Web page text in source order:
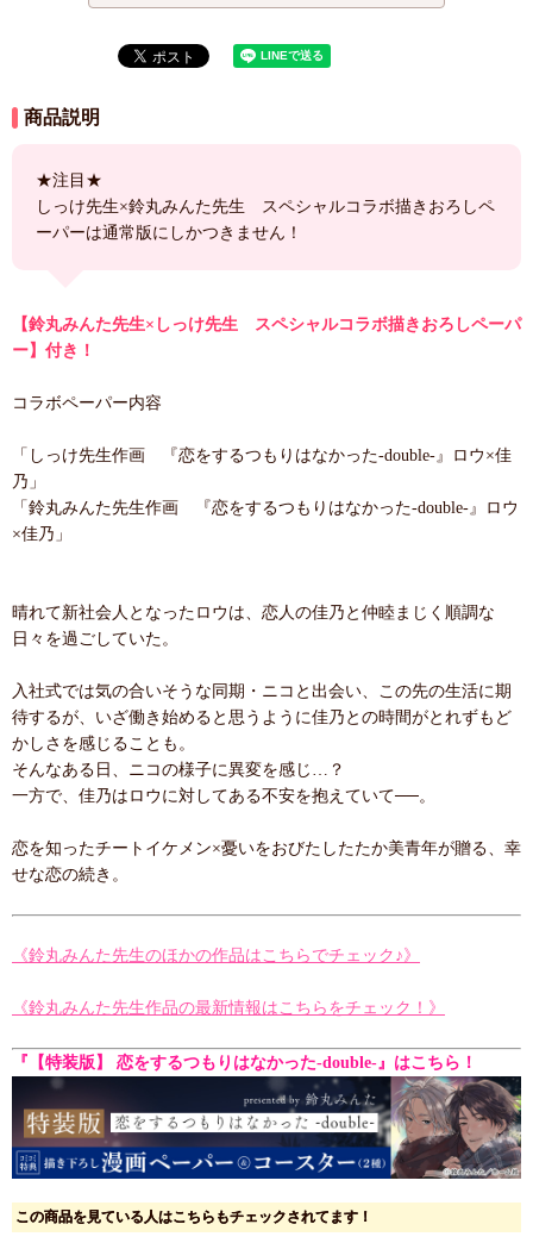
商品説明
★注目★
しっけ先生×鈴丸みんた先生 スペシャルコラボ描きおろしペ
ーパーは通常版にしかつきません！
【鈴丸みんた先生×しっけ先生 スペシャルコラボ描きおろしペーパ
ー】付き！
コラボペーパー内容
「しっけ先生作画 『恋をするつもりはなかった-double-』ロウ×佳
乃」
「鈴丸みんた先生作画 『恋をするつもりはなかった-double-』ロウ
×佳乃」
晴れて新社会人となったロウは、恋人の佳乃と仲睦まじく順調な
日々を過ごしていた。
入社式では気の合いそうな同期・ニコと出会い、この先の生活に期
待するが、いざ働き始めると思うように佳乃との時間がとれずもど
かしさを感じることも。
そんなある日、ニコの様子に異変を感じ…？
一方で、佳乃はロウに対してある不安を抱えていて──。
恋を知ったチートイケメン×憂いをおびたしたたか美青年が贈る、幸
せな恋の続き。
《鈴丸みんた先生のほかの作品はこちらでチェック♪》
《鈴丸みんた先生作品の最新情報はこちらをチェック！》
『【特装版】 恋をするつもりはなかった-double-』はこちら！
この商品を見ている人はこちらもチェックされてます！